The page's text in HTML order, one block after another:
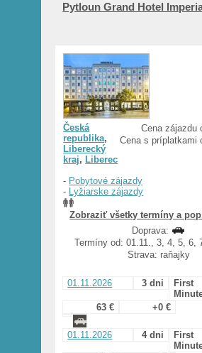
Pytloun Grand Hotel
Cena zájazdu
Cena s príplatkami
Česká
republika,
Liberecký
kraj, Liberec
- Pobytové zájazdy
- Lyžiarske zájazdy
Zobraziť všetky termíny a
Doprava:
Termíny od: 01.11., 3, 4, 5, 6,
Strava: raňajky
01.11.2026 3 dni
First
63 €
+0 €
01.11.2026 4 dni
First